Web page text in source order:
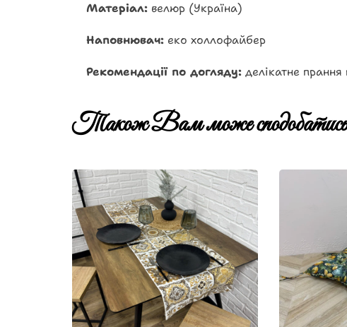
Матеріал: велюр (Україна)
Наповнювач: еко холлофайбер
Рекомендації по догляду: делікатне
Також Вам може